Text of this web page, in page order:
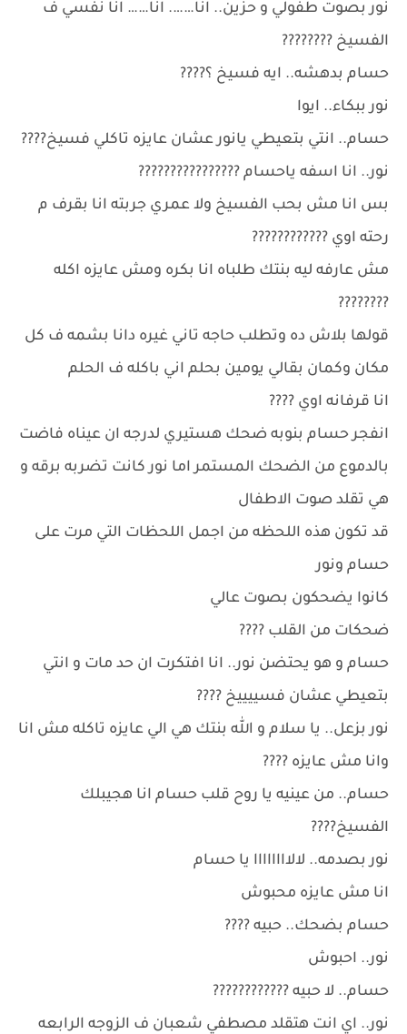
نور بصوت طفولي و حزين.. انا……. انا…… انا نفسي ف
الفسيخ ????????
حسام بدهشه.. ايه فسيخ ؟????
نور ببكاء.. ايوا
حسام.. انتي بتعيطي يانور عشان عايزه تاكلي فسيخ????
نور.. انا اسفه ياحسام ????????????????
بس انا مش بحب الفسيخ ولا عمري جربته انا بقرف م
رحته اوي ????????????
مش عارفه ليه بنتك طلباه انا بكره ومش عايزه اكله
????????
قولها بلاش ده وتطلب حاجه تاني غيره دانا بشمه ف كل
مكان وكمان بقالي يومين بحلم اني باكله ف الحلم
انا قرفانه اوي ????
انفجر حسام بنوبه ضحك هستيري لدرجه ان عيناه فاضت
بالدموع من الضحك المستمر اما نور كانت تضربه برقه و
هي تقلد صوت الاطفال
قد تكون هذه اللحظه من اجمل اللحظات التي مرت على
حسام ونور
كانوا يضحكون بصوت عالي
ضحكات من القلب ????
حسام و هو يحتضن نور.. انا افتكرت ان حد مات و انتي
بتعيطي عشان فسييييخ ????
نور بزعل.. يا سلام و الله بنتك هي الي عايزه تاكله مش انا
وانا مش عايزه ????
حسام.. من عينيه يا روح قلب حسام انا هجيبلك
الفسيخ????
نور بصدمه.. لالاااااااا يا حسام
انا مش عايزه محبوش
حسام بضحك.. حبيه ????
نور.. احبوش
حسام.. لا حبيه ????????????
نور.. اي انت هتقلد مصطفي شعبان ف الزوجه الرابعه